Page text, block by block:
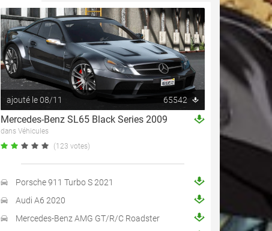
ajouté le 08/11 65542
Mercedes-Benz SL65 Black Series 2009
dans Véhicules
(123 votes)
Porsche 911 Turbo S 2021
Audi A6 2020
Mercedes-Benz AMG GT/R/C Roadster